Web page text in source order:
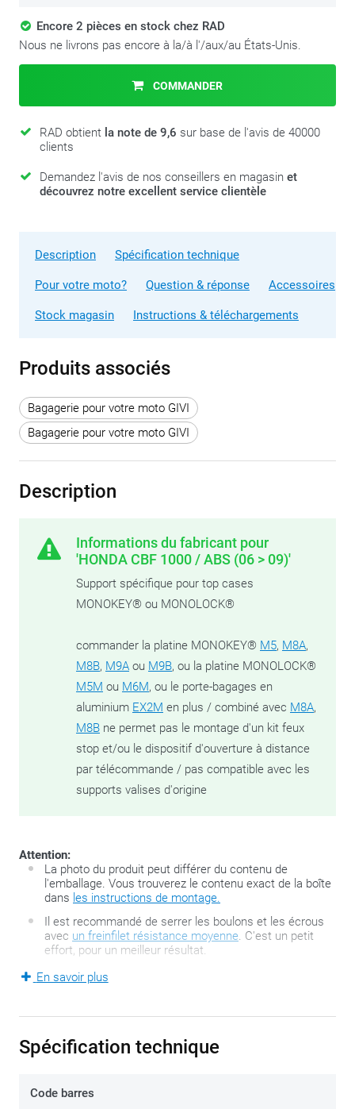
Encore 2 pièces en stock chez RAD
Nous ne livrons pas encore à la/à l'/aux/au États-Unis.
COMMANDER
RAD obtient la note de 9,6 sur base de l'avis de 40000
clients
Demandez l'avis de nos conseillers en magasin et
découvrez notre excellent service clientèle
Description Spécification technique
Pour votre moto? Question & réponse Accessoires
Stock magasin Instructions & téléchargements
Produits associés
Bagagerie pour votre moto GIVI
Bagagerie pour votre moto GIVI
Description
Informations du fabricant pour
'HONDA CBF 1000 / ABS (06 > 09)'
Support spécifique pour top cases
MONOKEY® ou MONOLOCK®
commander la platine MONOKEY® M5, M8A,
M8B, M9A ou M9B, ou la platine MONOLOCK®
M5M ou M6M, ou le porte-bagages en
aluminium EX2M en plus / combiné avec M8A,
M8B ne permet pas le montage d'un kit feux
stop et/ou le dispositif d'ouverture à distance
par télécommande / pas compatible avec les
supports valises d'origine
Attention:
La photo du produit peut différer du contenu de
l'emballage. Vous trouverez le contenu exact de la boîte
dans les instructions de montage.
Il est recommandé de serrer les boulons et les écrous
avec un freinfilet résistance moyenne. C'est un petit
effort, pour un meilleur résultat.
compose de deux bras solides spécifiques pour motos. La
En savoir plus
Spécification technique
Code barres